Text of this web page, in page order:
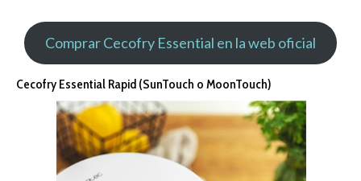
Comprar Cecofry Essential en la web oficial
Cecofry Essential Rapid (SunTouch o MoonTouch)